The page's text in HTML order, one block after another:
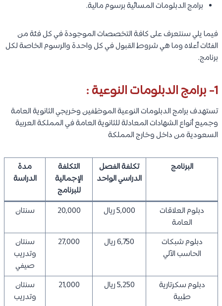
برامج الدبلومات المسائية برسوم مالية.
فيما يلي سنتعرف على كافة التخصصات الموجودة في كل فئة من
الفئات أعلاه وما هي شروط القبول في كل واحدة والرسوم الخاصة لكل
برنامج.
1- برامج الدبلومات النوعية :
تستهدف برامج الدبلومات النوعية الموظفين وخريجي الثانوية العامة
وجميع أنواع الشهادات المعادلة للثانوية العامة في المملكة العربية
السعودية من داخل وخارج المملكة
البرنامج
تكلفة الفصل
الدراسي الواحد
التكلفة
الإجمالية
للبرنامج
مدة
الدراسة
دبلوم العلاقات
العامة
5,000 ريال 20,000 سنتان
دبلوم شبكات
الحاسب الآلي
6,750 ريال 27,000
سنتان
وتدريب
صيفي
دبلوم سكرتارية
طبية
5,250 ريال 21,000
سنتان
وتدريب